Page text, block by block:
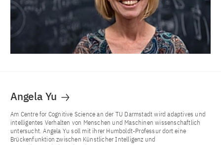
Angela Yu
Am Centre for Cognitive Science an der TU Darmstadt wird adaptives und
intelligentes Verhalten von Menschen und Maschinen wissenschaftlich
untersucht. Angela Yu soll mit ihrer Humboldt-Professur dort eine
Brückenfunktion zwischen Künstlicher Intelligenz und